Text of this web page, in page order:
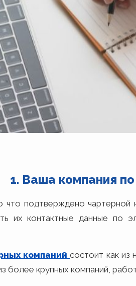
1. Ваша компания
подтверждено чартерной
их контактные данные по
компанийсостоит как из
более крупных компаний,